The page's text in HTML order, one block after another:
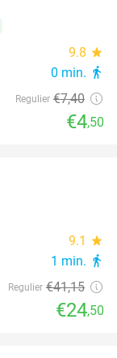
9.8 star
0 min. directions_walk
Regulier €7,40
€4,50
9.1 star
1 min. directions_walk
Regulier €41,15
€24,50